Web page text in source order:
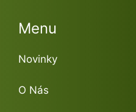
Menu
Novinky
O Nás